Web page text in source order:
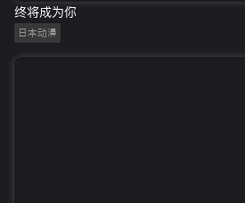
终将成为你
日本动漫